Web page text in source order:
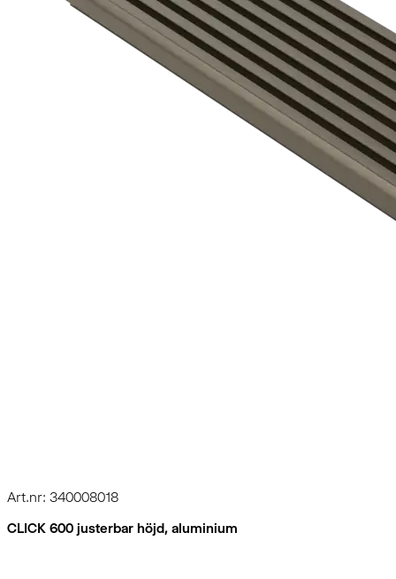
Art.nr: 340008018
CLICK 600 justerbar höjd, aluminium